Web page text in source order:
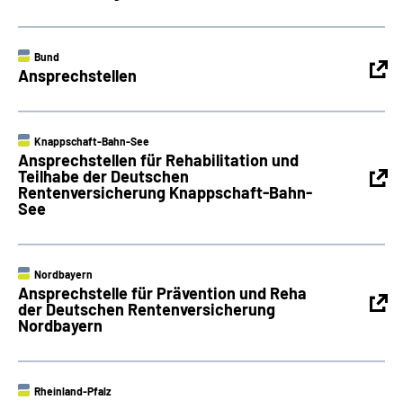
Bund
Ansprechstellen
Knappschaft-Bahn-See
Ansprechstellen für Rehabilitation und
Teilhabe der Deutschen
Rentenversicherung Knappschaft-Bahn-
See
Nordbayern
Ansprechstelle für Prävention und Reha
der Deutschen Rentenversicherung
Nordbayern
Rheinland-Pfalz